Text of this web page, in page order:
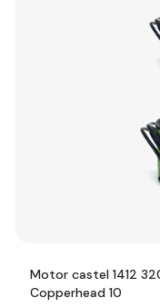
Motor castel 1412
Copperhead 10